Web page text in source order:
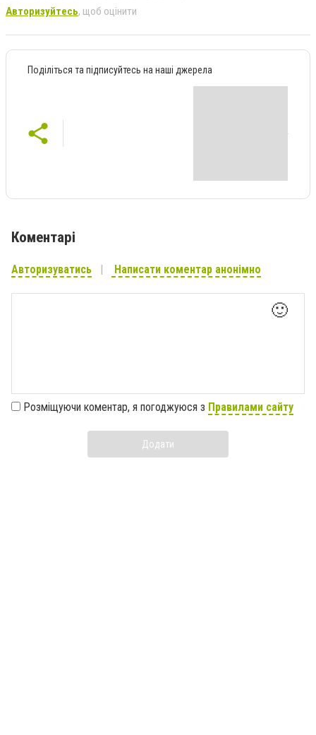
Авторизуйтесь, щоб оцінити
Поділіться та підписуйтесь на наші джерела
Коментарі
Авторизуватись Написати коментар анонімно
🙂
Розміщуючи коментар, я погоджуюся з Правилами сайту
Додати